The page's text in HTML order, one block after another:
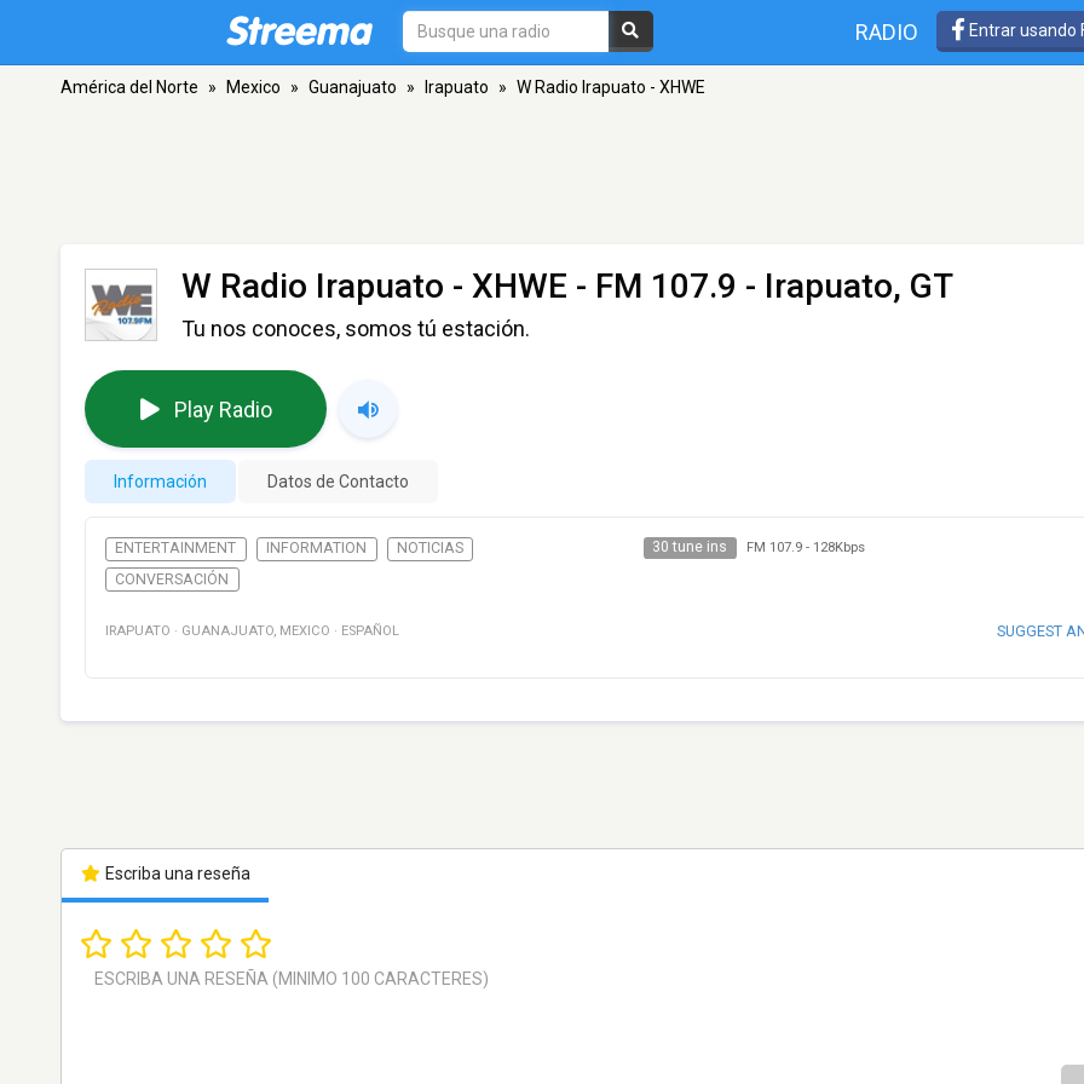
RADIO Entrar usando
América del Norte » Mexico » Guanajuato » Irapuato » W Radio Irapuato - XHWE
W Radio Irapuato - XHWE - FM 107.9 - Irapuato, GT
Tu nos conoces, somos tú estación.
Play Radio
Información Datos de Contacto
ENTERTAINMENT INFORMATION
NOTICIAS
CONVERSACIÓN
30 tune ins FM 107.9- 128Kbps
IRAPUATO · GUANAJUATO, MEXICO · ESPAÑOL SUGGEST
Escriba una reseña